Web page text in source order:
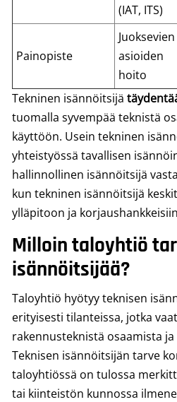
(IAT, ITS)
Painopiste
Juoksevien
asioiden
hoito
Tekninen isännöitsijä
tuomalla syvempää teknistä
käyttöön. Usein tekninen
yhteistyössä tavallisen
hallinnollinen isännöitsijä
kun tekninen isännöitsijä
ylläpitoon ja
Milloin taloyhtiö
isännöitsijää?
Taloyhtiö hyötyy teknisen
erityisesti tilanteissa, jotka
rakennusteknistä osaamista
Teknisen isännöitsijän tarve
taloyhtiössä on tulossa
tai kiinteistön kunnossa